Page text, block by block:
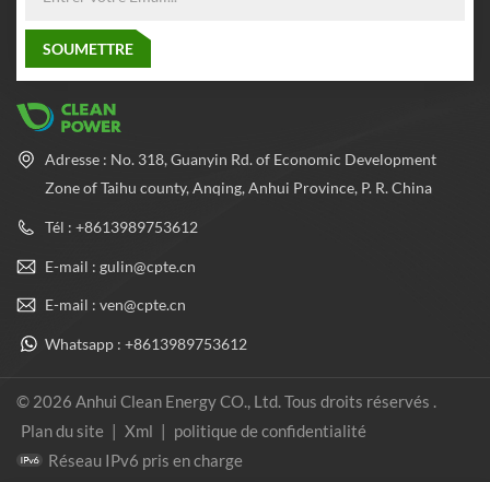
Adresse : No. 318, Guanyin Rd. of Economic Development
Zone of Taihu county, Anqing, Anhui Province, P. R. China
Tél : +8613989753612
E-mail : gulin@cpte.cn
E-mail : ven@cpte.cn
Whatsapp : +8613989753612
© 2026 Anhui Clean Energy CO., Ltd. Tous droits réservés .
Plan du site
Xml
politique de confidentialité
Réseau IPv6 pris en charge